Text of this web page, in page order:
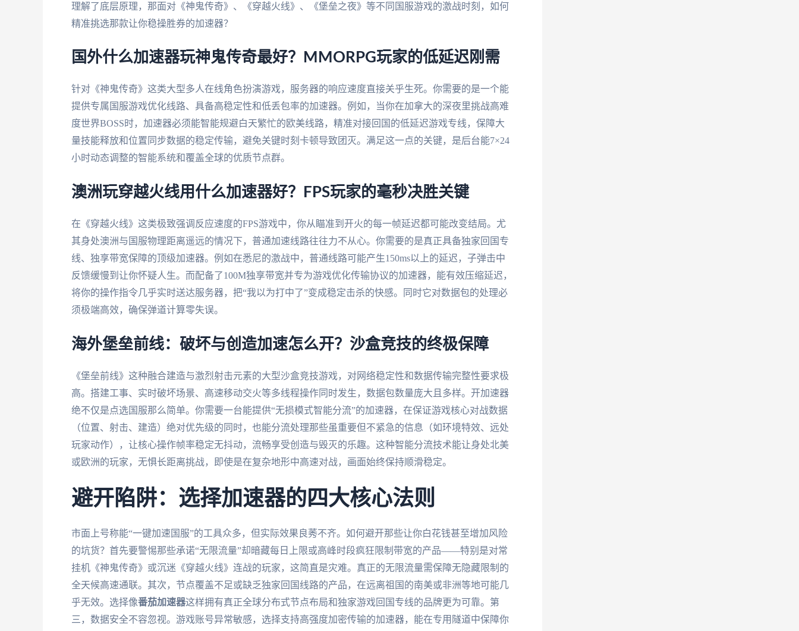
理解了底层原理，那面对《神鬼传奇》、《穿越火线》、《堡垒之夜》等不同国服游戏的激战时刻，如何
精准挑选那款让你稳操胜券的加速器？
国外什么加速器玩神鬼传奇最好？MMORPG玩家的低延迟刚需
针对《神鬼传奇》这类大型多人在线角色扮演游戏，服务器的响应速度直接关乎生死。你需要的是一个能
提供专属国服游戏优化线路、具备高稳定性和低丢包率的加速器。例如，当你在加拿大的深夜里挑战高难
度世界BOSS时，加速器必须能智能规避白天繁忙的欧美线路，精准对接回国的低延迟游戏专线，保障大
量技能释放和位置同步数据的稳定传输，避免关键时刻卡顿导致团灭。满足这一点的关键，是后台能7×24
小时动态调整的智能系统和覆盖全球的优质节点群。
澳洲玩穿越火线用什么加速器好？FPS玩家的毫秒决胜关键
在《穿越火线》这类极致强调反应速度的FPS游戏中，你从瞄准到开火的每一帧延迟都可能改变结局。尤
其身处澳洲与国服物理距离遥远的情况下，普通加速线路往往力不从心。你需要的是真正具备独家回国专
线、独享带宽保障的顶级加速器。例如在悉尼的激战中，普通线路可能产生150ms以上的延迟，子弹击中
反馈缓慢到让你怀疑人生。而配备了100M独享带宽并专为游戏优化传输协议的加速器，能有效压缩延迟，
将你的操作指令几乎实时送达服务器，把“我以为打中了”变成稳定击杀的快感。同时它对数据包的处理必
须极端高效，确保弹道计算零失误。
海外堡垒前线：破坏与创造加速怎么开？沙盒竞技的终极保障
《堡垒前线》这种融合建造与激烈射击元素的大型沙盒竞技游戏，对网络稳定性和数据传输完整性要求极
高。搭建工事、实时破坏场景、高速移动交火等多线程操作同时发生，数据包数量庞大且多样。开加速器
绝不仅是点选国服那么简单。你需要一台能提供“无损模式智能分流”的加速器，在保证游戏核心对战数据
（位置、射击、建造）绝对优先级的同时，也能分流处理那些虽重要但不紧急的信息（如环境特效、远处
玩家动作），让核心操作帧率稳定无抖动，流畅享受创造与毁灭的乐趣。这种智能分流技术能让身处北美
或欧洲的玩家，无惧长距离挑战，即使是在复杂地形中高速对战，画面始终保持顺滑稳定。
避开陷阱：选择加速器的四大核心法则
市面上号称能“一键加速国服”的工具众多，但实际效果良莠不齐。如何避开那些让你白花钱甚至增加风险
的坑货？首先要警惕那些承诺“无限流量”却暗藏每日上限或高峰时段疯狂限制带宽的产品——特别是对常
挂机《神鬼传奇》或沉迷《穿越火线》连战的玩家，这简直是灾难。真正的无限流量需保障无隐藏限制的
全天候高速通联。其次，节点覆盖不足或缺乏独家回国线路的产品，在远离祖国的南美或非洲等地可能几
乎无效。选择像番茄加速器这样拥有真正全球分布式节点布局和独家游戏回国专线的品牌更为可靠。第
三，数据安全不容忽视。游戏账号异常敏感，选择支持高强度加密传输的加速器，能在专用隧道中保障你